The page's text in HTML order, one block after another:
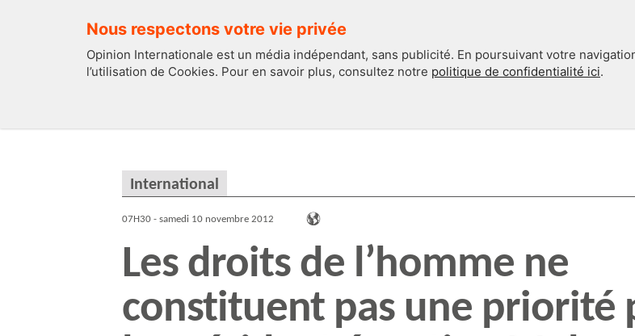
Nous respectons votre vie privée
Opinion Internationale est un média indépendant, sans publicité. En poursuivant votre
l’utilisation de Cookies. Pour en savoir plus, consultez notre politique de confidentialité ici.
International
07H30 - samedi 10 novembre 2012
Les droits de l’homme ne
constituent pas une priorité